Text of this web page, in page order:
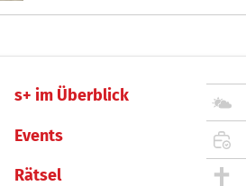
s+ im Überblick
Events
Rätsel